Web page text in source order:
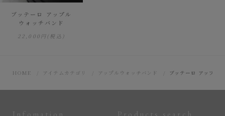
ブッテーロ アップル
ウォッチバンド
22,000円(税込)
HOME アイテムカテゴリ アップルウォッチバンド ブッテーロ アップル